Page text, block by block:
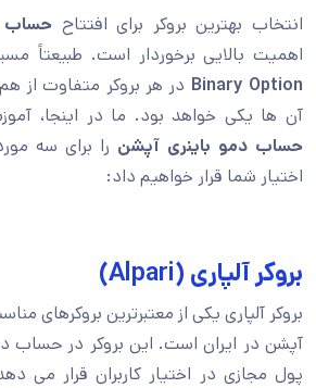
انتخاب بهترین بروکر برای افتتاح حساب
اهمیت بالایی برخوردار است. طبیعتاً
Binary Option در هر بروکر متفاوت از
آن ها یکی خواهد بود. ما در اینجا،
حساب دمو باینری آپشن را برای سه
اختیار شما قرار خواهیم داد:
بروکر آلپاری (Alpari)
بروکر آلپاری یکی از معتبرترین بروکرهای
پول مجازی در اختیار کاربران قرار می